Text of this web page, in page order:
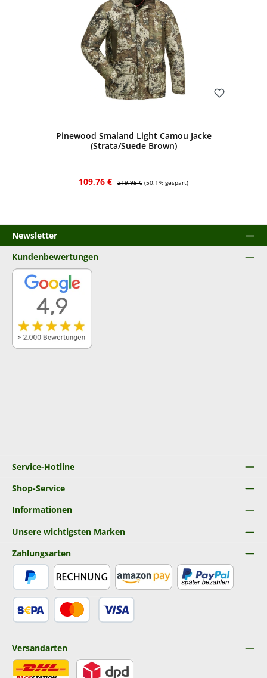
Pinewood Smaland Light Camou Jacke
(Strata/Suede Brown)
Verkaufspreis:
109,76 € Regulärer Preis:
219,95 € (50.1% gespart)
Newsletter
Service-Hotline
Shop-Service
Informationen
Unsere wichtigsten Marken
Kundenbewertungen
Zahlungsarten
Versandarten